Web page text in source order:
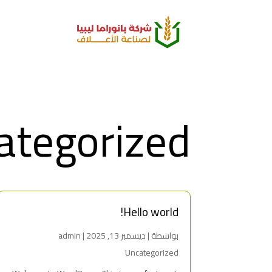
Hello world!
بواسطة ‪ admin ديسمبر 13, 2025|
Uncategorized